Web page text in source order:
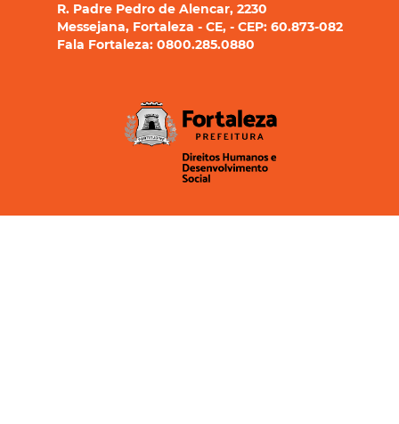
R. Padre Pedro de Alencar, 2230
Messejana, Fortaleza - CE, - CEP: 60.873-082
Fala Fortaleza: 0800.285.0880